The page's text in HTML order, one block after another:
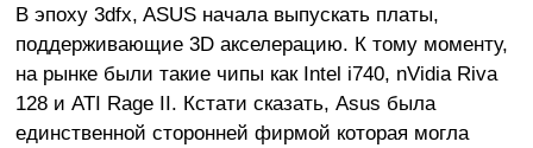
В эпоху 3dfx, ASUS начала выпускать платы,
поддерживающие 3D акселерацию. К тому моменту,
на рынке были такие чипы как Intel i740, nVidia Riva
128 и ATI Rage II. Кстати сказать, Asus была
единственной сторонней фирмой которая могла